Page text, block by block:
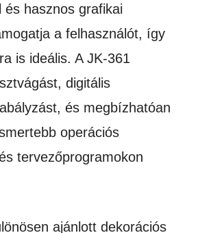
és hasznos grafikai
a felhasználót, így
is ideális. A JK-361
digitális
és megbízhatóan
operációs
tervezőprogramokon
ajánlott dekorációs